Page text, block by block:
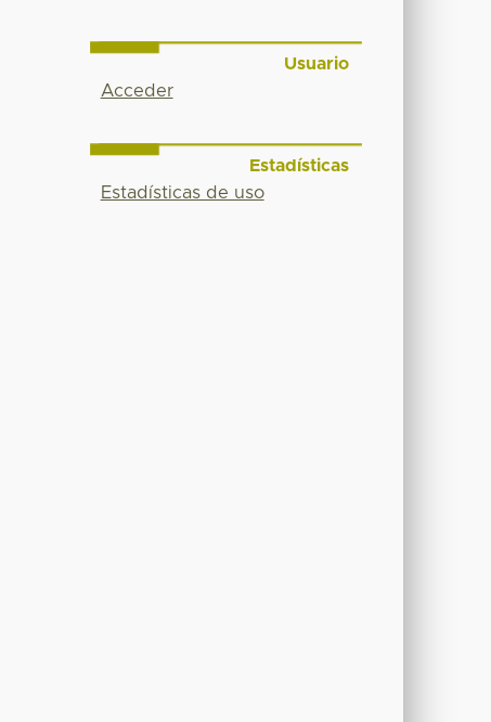
Usuario
Acceder
Estadísticas
Estadísticas de uso